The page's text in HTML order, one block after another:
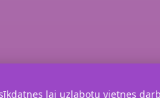
lai uzlabotu vietnes